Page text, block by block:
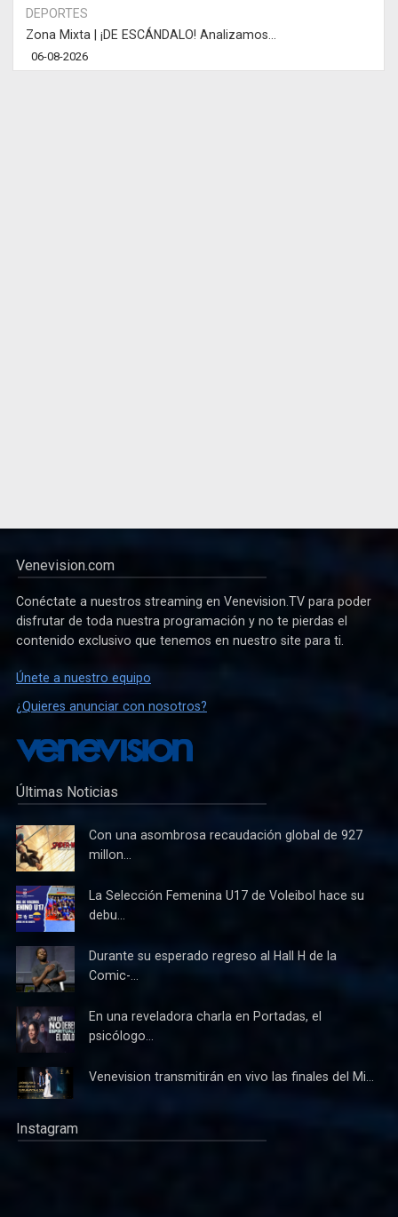
DEPORTES
Zona Mixta | ¡DE ESCÁNDALO! Analizamos...
06-08-2026
Venevision.com
Conéctate a nuestros streaming en Venevision.TV para poder
disfrutar de toda nuestra programación y no te pierdas el
contenido exclusivo que tenemos en nuestro site para ti.
Únete a nuestro equipo
¿Quieres anunciar con nosotros?
Últimas Noticias
Con una asombrosa recaudación global de 927
millon...
La Selección Femenina U17 de Voleibol hace su
debu...
Durante su esperado regreso al Hall H de la
Comic-...
En una reveladora charla en Portadas, el
psicólogo...
Venevision transmitirán en vivo las finales del Mi...
Instagram